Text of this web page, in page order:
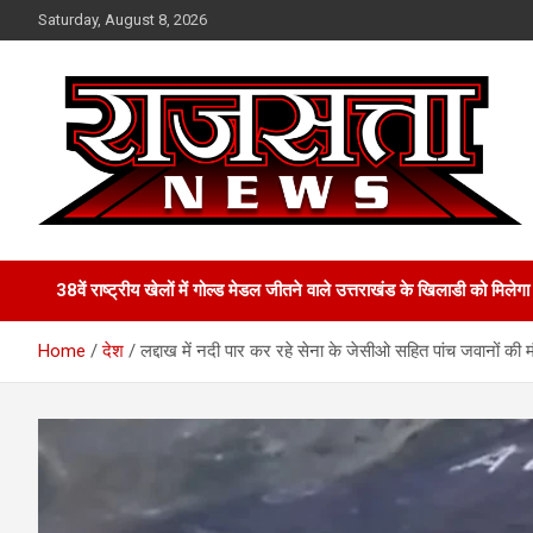
to
Saturday, August 8, 2026
Raj Satta News
38वें राष्ट्रीय खेलों में गोल्‍ड मेडल जीतने वाले उत्तराखंड के खिलाडी को
Home देश लद्दाख में नदी पार कर रहे सेना के जेसीओ सहित पांच जवानों की